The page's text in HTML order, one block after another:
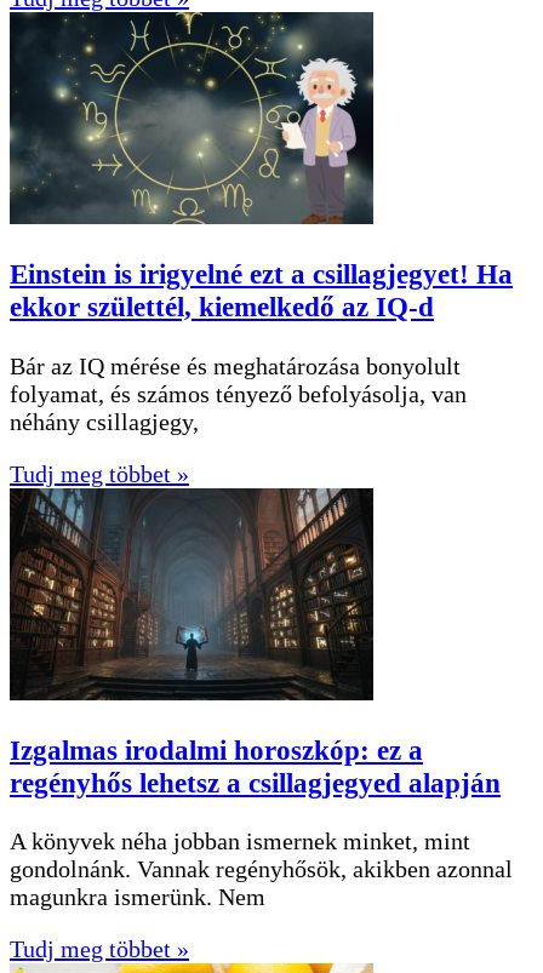
Einstein is irigyelné ezt a csillagjegyet! Ha
ekkor születtél, kiemelkedő az IQ-d
Bár az IQ mérése és meghatározása bonyolult
folyamat, és számos tényező befolyásolja, van
néhány csillagjegy,
Tudj meg többet »
Izgalmas irodalmi horoszkóp: ez a
regényhős lehetsz a csillagjegyed alapján
A könyvek néha jobban ismernek minket, mint
gondolnánk. Vannak regényhősök, akikben azonnal
magunkra ismerünk. Nem
Tudj meg többet »